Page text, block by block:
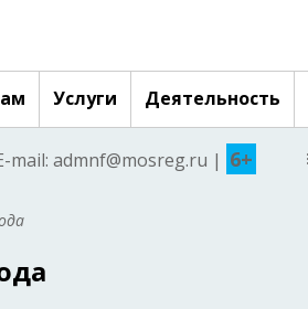
Услуги Деятельность
mail: admnf@mosreg.ru | 6+